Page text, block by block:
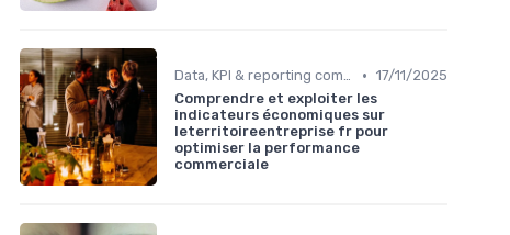
Data, KPI & reporting commercial • 17/11/2025
Comprendre et exploiter les
indicateurs économiques sur
leterritoireentreprise fr pour
optimiser la performance
commerciale